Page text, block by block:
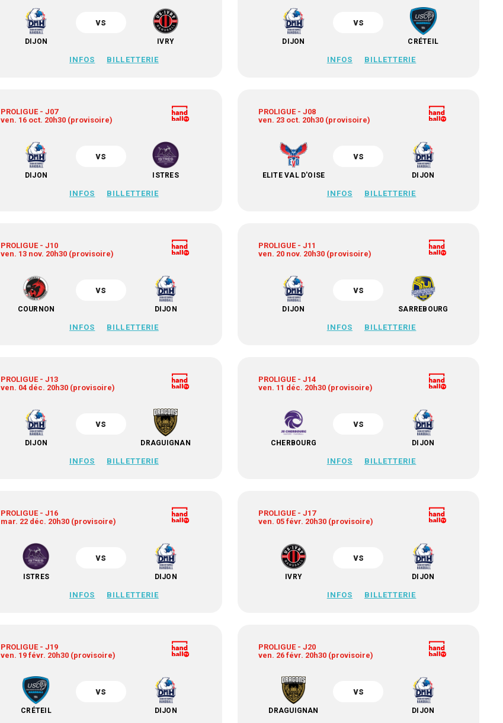
DIJON
vs
IVRY
INFOS BILLETTERIE
DIJON
vs
CRÉTEIL
INFOS BILLETTERIE
PROLIGUE - J07
ven. 16 oct. 20h30 (provisoire)
DIJON
vs
ISTRES
INFOS BILLETTERIE
PROLIGUE - J08
ven. 23 oct. 20h30 (provisoire)
ELITE VAL D'OISE
vs
DIJON
INFOS BILLETTERIE
PROLIGUE - J10
ven. 13 nov. 20h30 (provisoire)
COURNON
vs
DIJON
INFOS BILLETTERIE
PROLIGUE - J11
ven. 20 nov. 20h30 (provisoire)
DIJON
vs
SARREBOURG
INFOS BILLETTERIE
PROLIGUE - J13
ven. 04 déc. 20h30 (provisoire)
DIJON
vs
DRAGUIGNAN
INFOS BILLETTERIE
PROLIGUE - J14
ven. 11 déc. 20h30 (provisoire)
CHERBOURG
vs
DIJON
INFOS BILLETTERIE
PROLIGUE - J16
mar. 22 déc. 20h30 (provisoire)
ISTRES
vs
DIJON
INFOS BILLETTERIE
PROLIGUE - J17
ven. 05 févr. 20h30 (provisoire)
IVRY
vs
DIJON
INFOS BILLETTERIE
PROLIGUE - J19
ven. 19 févr. 20h30 (provisoire)
CRÉTEIL
vs
DIJON
PROLIGUE - J20
ven. 26 févr. 20h30 (provisoire)
DRAGUIGNAN
vs
DIJON